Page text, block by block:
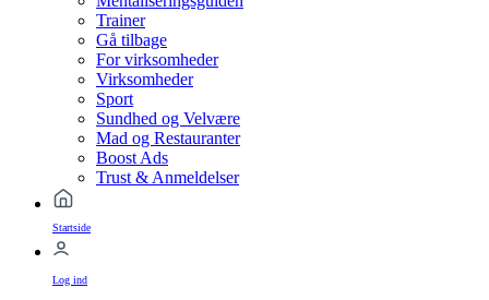
Trainer
Gå tilbage
For virksomheder
Virksomheder
Sport
Sundhed og Velvære
Mad og Restauranter
Boost Ads
Trust & Anmeldelser
Startside
Log ind